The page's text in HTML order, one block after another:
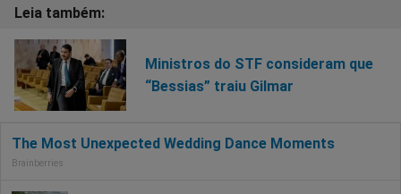
Ministros do STF consideram que
“Bessias” traiu Gilmar